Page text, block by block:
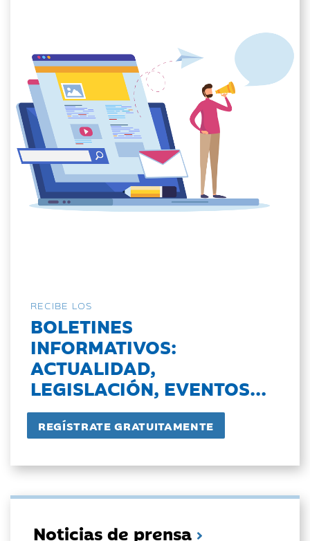
RECIBE LOS
BOLETINES
INFORMATIVOS:
ACTUALIDAD,
LEGISLACIÓN, EVENTOS...
Noticias de prensa